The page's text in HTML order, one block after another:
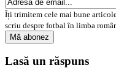
Îți trimitem cele mai bune
scriu despre fotbal în limba
Lasă un răspuns